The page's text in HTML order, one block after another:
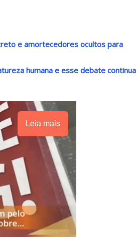
e amortecedores ocultos para
humana e esse debate continua
Leia mais